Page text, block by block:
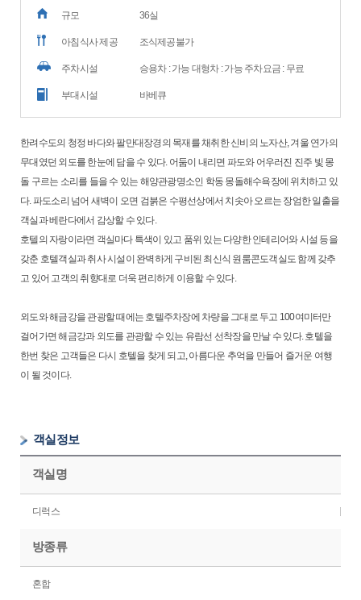
규모 36실
아침식사 제공 조식제공불가
주차시설 승용차 : 가능 대형차 : 가능 주차요금 : 무료
부대시설 바베큐
한려수도의 청정 바다와 팔만대장경의 목재를 채취한 신비의 노자산, 겨울 연가의
무대였던 외도를 한눈에 담을 수 있다. 어둠이 내리면 파도와 어우러진 진주 빛 몽
돌 구르는 소리를 들을 수 있는 해양관광명소인 학동 몽돌해수욕장에 위치하고 있
다. 파도소리 넘어 새벽이 오면 검붉은 수평선상에서 치솟아 오르는 장엄한 일출을
객실과 베란다에서 감상할 수 있다.
호텔의 자랑이라면 객실마다 특색이 있고 품위 있는 다양한 인테리어와 시설 등을
갖춘 호텔객실과 취사 시설이 완벽하게 구비된 최신식 원룸콘도객실도 함께 갖추
고 있어 고객의 취향대로 더욱 편리하게 이용할 수 있다.
외도와 해금강을 관광할 때에는 호텔주차장에 차량을 그대로 두고 100여미터만
걸어가면 해금강과 외도를 관광할 수 있는 유람선 선착장을 만날 수 있다. 호텔을
한번 찾은 고객들은 다시 호텔을 찾게 되고, 아름다운 추억을 만들어 즐거운 여행
이 될 것이다.
객실정보
객실명
디럭스
방종류
혼합